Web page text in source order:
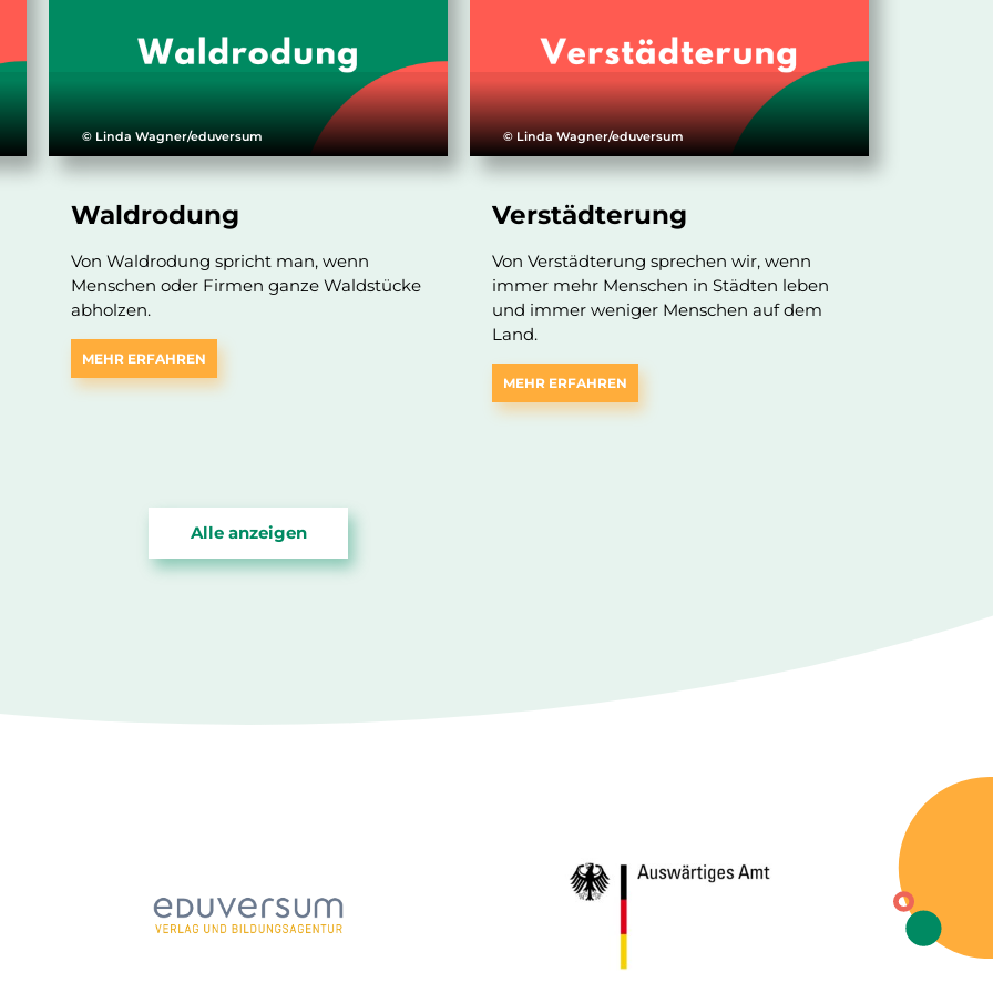
© Linda Wagner/eduversum
Waldrodung
Von Waldrodung spricht man, wenn
Menschen oder Firmen ganze Waldstücke
abholzen.
MEHR ERFAHREN
© Linda Wagner/eduversum
Verstädterung
Von Verstädterung sprechen wir, wenn
immer mehr Menschen in Städten leben
und immer weniger Menschen auf dem
Land.
MEHR ERFAHREN
Alle anzeigen